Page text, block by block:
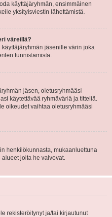
käyttäjäryhmän, ensimmäinen
yksityisviestin lähettämistä.
väreillä?
jäsenille värin joka
tunnistamista.
jäsen, oletusryhmääsi
käytettävää ryhmäväriä ja titteliä.
oikeudet vaihtaa oletusryhmääsi
henkilökunnasta, mukaanluettuna
joita he valvovat.
rekisteröitynyt ja/tai kirjautunut